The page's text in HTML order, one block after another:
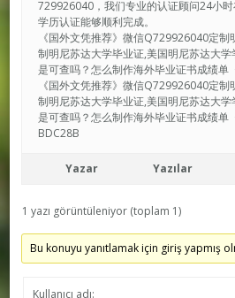
729926040，我们专业的认证顾问24小
学历认证能够顺利完成。
《国外文凭推荐》微信Q729926040定
制明尼苏达大学毕业证,美国明尼苏达大
是可查吗？怎么制作海外毕业证书成绩单
《国外文凭推荐》微信Q729926040定
制明尼苏达大学毕业证,美国明尼苏达大
是可查吗？怎么制作海外毕业证书成绩单
BDC28B
Yazar Yazılar
1 yazı görüntüleniyor (toplam 1)
Bu konuyu yanıtlamak için giriş yapmış
Kullanıcı adı: